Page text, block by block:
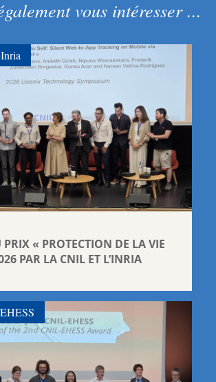
vous intéresser ...
PRIX « PROTECTION DE LA VIE
PAR LA CNIL ET L’INRIA